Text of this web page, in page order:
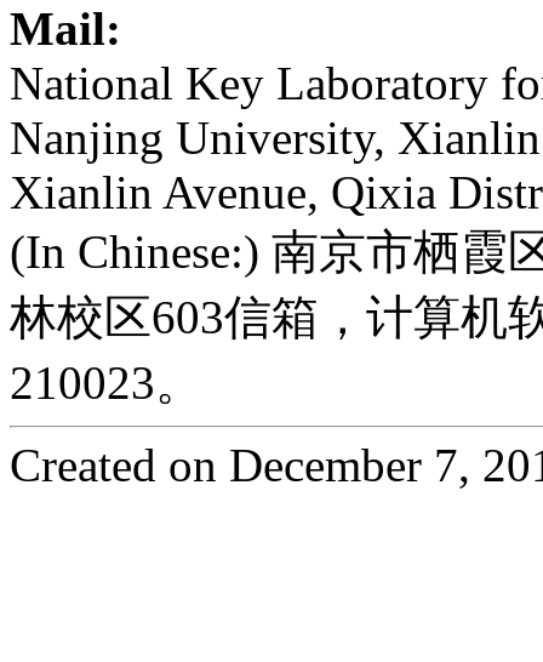
Mail:
National Key Laboratory
Nanjing University,
Xianlin Avenue, Qixia
(In Chinese:) 南京市栖霞
林校区603信箱，计算机
210023。
Created on December 7,